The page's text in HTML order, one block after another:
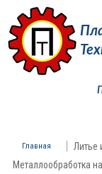
Главная
Литье
Металлообработка